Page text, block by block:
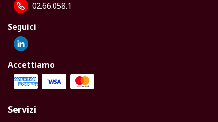
02.66.058.1
Seguici
Accettiamo
Servizi